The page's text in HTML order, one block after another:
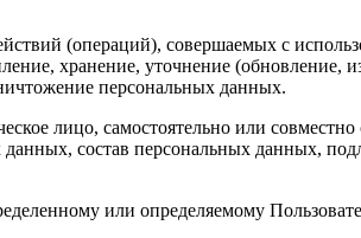
(операций), совершаемых с
хранение, уточнение (обновление,
персональных данных.
лицо, самостоятельно или
состав персональных данных,
или определяемому